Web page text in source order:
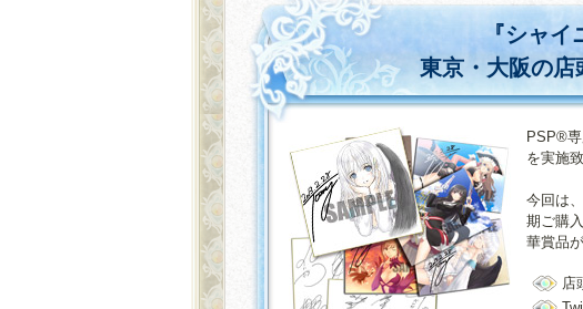
『シャ
東京・大阪の店
PSP®
を実施
今回は
期ご購
華賞品
店